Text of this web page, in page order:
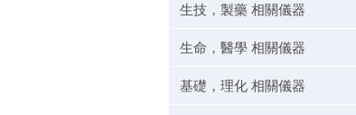
生技，製藥 相關儀器
生命，醫學 相關儀器
基礎，理化 相關儀器